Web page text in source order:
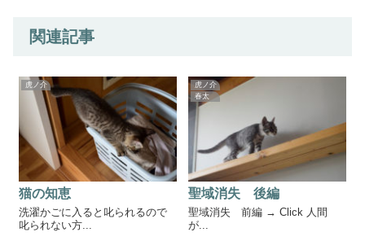
関連記事
虎ノ介
猫の知恵
洗濯かごに入ると叱られるので
叱られない方...
虎ノ介
春太
聖域消失 後編
聖域消失 前編 → Click 人間
が...